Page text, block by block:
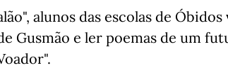
alunos das escolas de
Gusmão e ler poemas de um